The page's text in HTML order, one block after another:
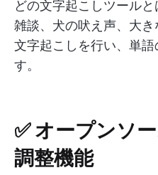
どの文字起こしツール
雑談、犬の吠え声、大
文字起こしを行い、単
す。
✅ オープンソ
調整機能